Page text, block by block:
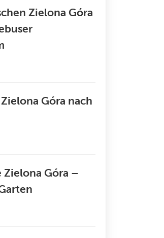
Zielona Góra
Góra nach
Zielona Góra –